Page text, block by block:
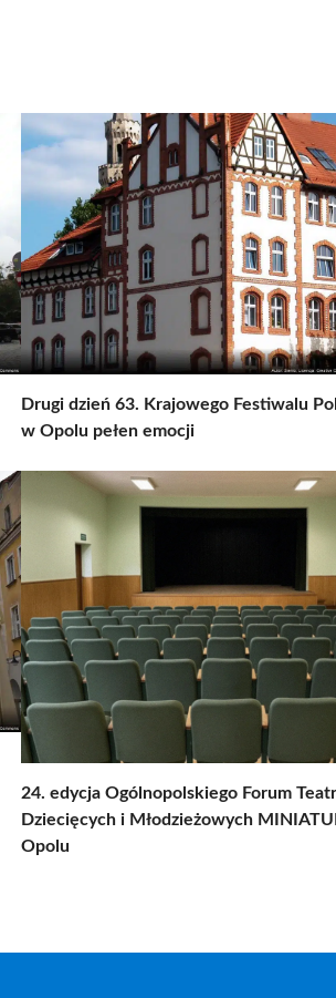
Drugi dzień 63. Krajowego Festiwalu
w Opolu pełen emocji
24. edycja Ogólnopolskiego Forum
Dziecięcych i Młodzieżowych
Opolu